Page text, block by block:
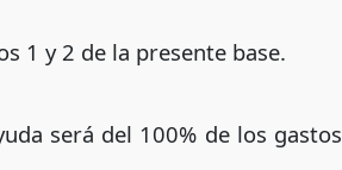
1 y 2 de la presente base.
será del 100% de los gastos